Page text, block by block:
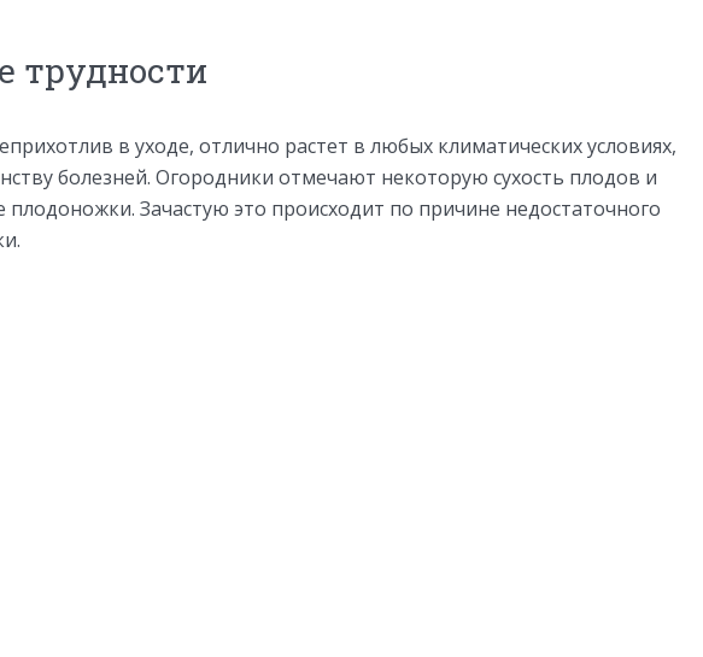
трудности
в уходе, отлично растет в любых климатических условиях,
болезней. Огородники отмечают некоторую сухость плодов и
плодоножки. Зачастую это происходит по причине недостаточного